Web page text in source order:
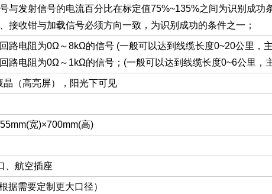
与发射信号的电流百分比在标定值75%~135%之间为识别成功
接收钳与加载信号必须方向一致，为识别成功的条件之一；
路电阻为0Ω～8kΩ的信号 (一般可以达到线缆长度0~20公里，
路电阻为0Ω～1kΩ的信号；(一般可以达到线缆长度0~6公里，
（高亮屏），阳光下可见
宽)×700mm(高)
、航空插座
据需要定制更大口径）